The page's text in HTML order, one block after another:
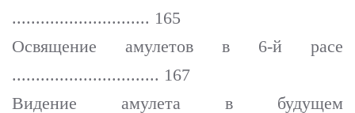
............................. 165
Освящение амулетов в 6-й расе
............................... 167
Видение амулета в будущем